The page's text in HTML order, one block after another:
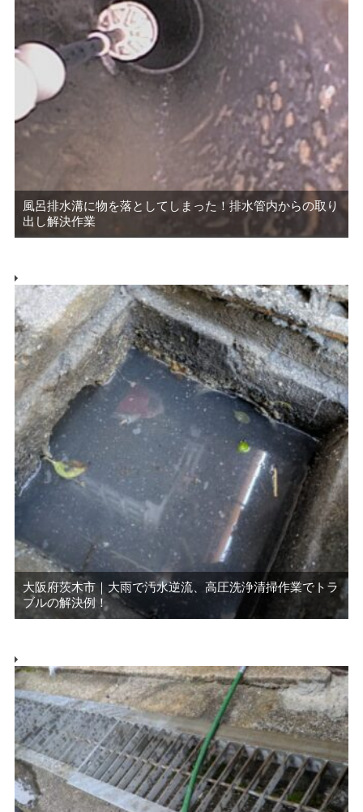
風呂排水溝に物を落としてしまった！排水管内からの取り
出し解決作業
大阪府茨木市｜大雨で汚水逆流、高圧洗浄清掃作業でトラ
ブルの解決例！